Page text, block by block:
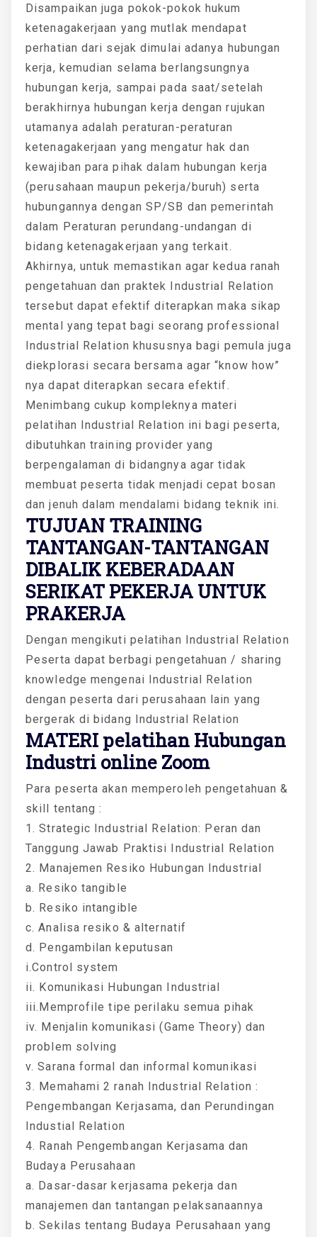
Disampaikan juga pokok-pokok hukum
ketenagakerjaan yang mutlak mendapat
perhatian dari sejak dimulai adanya hubungan
kerja, kemudian selama berlangsungnya
hubungan kerja, sampai pada saat/setelah
berakhirnya hubungan kerja dengan rujukan
utamanya adalah peraturan-peraturan
ketenagakerjaan yang mengatur hak dan
kewajiban para pihak dalam hubungan kerja
(perusahaan maupun pekerja/buruh) serta
hubungannya dengan SP/SB dan pemerintah
dalam Peraturan perundang-undangan di
bidang ketenagakerjaan yang terkait.
Akhirnya, untuk memastikan agar kedua ranah
pengetahuan dan praktek Industrial Relation
tersebut dapat efektif diterapkan maka sikap
mental yang tepat bagi seorang professional
Industrial Relation khususnya bagi pemula juga
diekplorasi secara bersama agar “know how”
nya dapat diterapkan secara efektif.
Menimbang cukup kompleknya materi
pelatihan Industrial Relation ini bagi peserta,
dibutuhkan training provider yang
berpengalaman di bidangnya agar tidak
membuat peserta tidak menjadi cepat bosan
dan jenuh dalam mendalami bidang teknik ini.
TUJUAN TRAINING
TANTANGAN-TANTANGAN
DIBALIK KEBERADAAN
SERIKAT PEKERJA UNTUK
PRAKERJA
Dengan mengikuti pelatihan Industrial Relation
Peserta dapat berbagi pengetahuan / sharing
knowledge mengenai Industrial Relation
dengan peserta dari perusahaan lain yang
bergerak di bidang Industrial Relation
MATERI pelatihan Hubungan
Industri online Zoom
Para peserta akan memperoleh pengetahuan &
skill tentang :
1. Strategic Industrial Relation: Peran dan
Tanggung Jawab Praktisi Industrial Relation
2. Manajemen Resiko Hubungan Industrial
a. Resiko tangible
b. Resiko intangible
c. Analisa resiko & alternatif
d. Pengambilan keputusan
i.Control system
ii. Komunikasi Hubungan Industrial
iii.Memprofile tipe perilaku semua pihak
iv. Menjalin komunikasi (Game Theory) dan
problem solving
v. Sarana formal dan informal komunikasi
3. Memahami 2 ranah Industrial Relation :
Pengembangan Kerjasama, dan Perundingan
Industial Relation
4. Ranah Pengembangan Kerjasama dan
Budaya Perusahaan
a. Dasar-dasar kerjasama pekerja dan
manajemen dan tantangan pelaksanaannya
b. Sekilas tentang Budaya Perusahaan yang